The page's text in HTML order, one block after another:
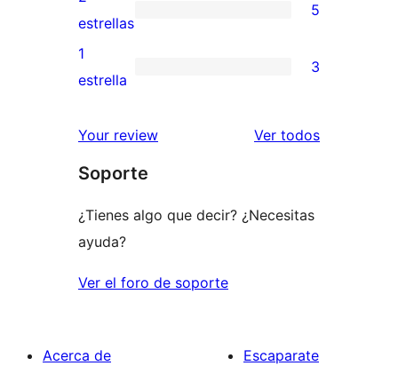
estrellas
de
3
estrellas
5
valoraciones
de
estrellas
estrellas
5
3
de
estrellas
1
estrella
3
Your review Ver todoslos
Soporte
¿Tienes algo que decir? ¿Necesitas
ayuda?
Ver el foro de soporte
Acerca de
Escaparate